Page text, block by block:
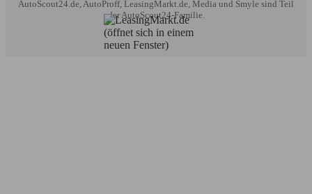
AutoScout24.de, AutoProff, LeasingMarkt.de, Media und Smyle sind Teil
der AutoScout24-Familie.